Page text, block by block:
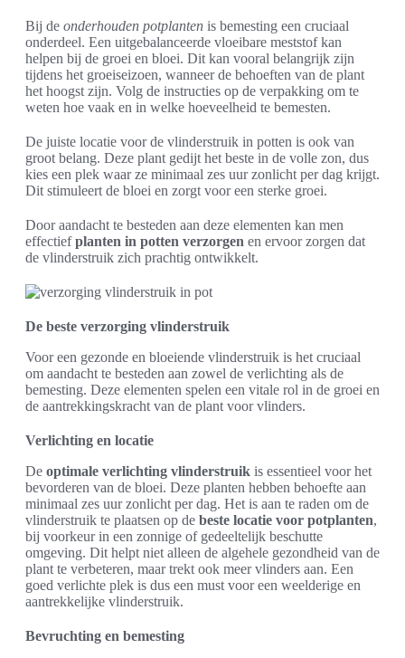
Bij de onderhouden potplanten is bemesting een cruciaal
onderdeel. Een uitgebalanceerde vloeibare meststof kan
helpen bij de groei en bloei. Dit kan vooral belangrijk zijn
tijdens het groeiseizoen, wanneer de behoeften van de plant
het hoogst zijn. Volg de instructies op de verpakking om te
weten hoe vaak en in welke hoeveelheid te bemesten.
De juiste locatie voor de vlinderstruik in potten is ook van
groot belang. Deze plant gedijt het beste in de volle zon, dus
kies een plek waar ze minimaal zes uur zonlicht per dag krijgt.
Dit stimuleert de bloei en zorgt voor een sterke groei.
Door aandacht te besteden aan deze elementen kan men
effectiefplanten in potten verzorgen en ervoor zorgen dat
de vlinderstruik zich prachtig ontwikkelt.
De beste verzorging vlinderstruik
Voor een gezonde en bloeiende vlinderstruik is het cruciaal
om aandacht te besteden aan zowel de verlichting als de
bemesting. Deze elementen spelen een vitale rol in de groei en
de aantrekkingskracht van de plant voor vlinders.
Verlichting en locatie
De optimale verlichting vlinderstruik is essentieel voor het
bevorderen van de bloei. Deze planten hebben behoefte aan
minimaal zes uur zonlicht per dag. Het is aan te raden om de
vlinderstruik te plaatsen op de beste locatie voor potplanten,
bij voorkeur in een zonnige of gedeeltelijk beschutte
omgeving. Dit helpt niet alleen de algehele gezondheid van de
plant te verbeteren, maar trekt ook meer vlinders aan. Een
goed verlichte plek is dus een must voor een weelderige en
aantrekkelijke vlinderstruik.
Bevruchting en bemesting